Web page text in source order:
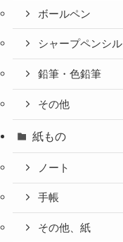
ボールペン
シャープペンシル
鉛筆・色鉛筆
その他
紙もの
ノート
手帳
その他、紙